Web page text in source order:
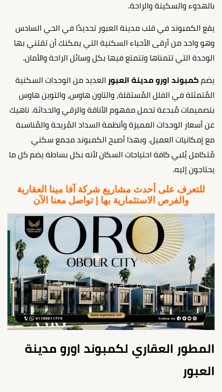
بالهدوء والسكينة والراحة.
يقع الكمبوند في قلب مدينة العبور تحديدًا في الحي السادس
وهو واحد من أرقى الأحياء السكنية التي يمكنك أن تقتني بها
الوحدة التي تتمناها وتتمتع فيها بكل وسائل الراحة والأمان.
يضم كمبوند اورو مدينة العبور العديد من الوحدات السكنية
المُتمثلة في الفلل المُستقلة، والتاون هاوس، والتوين هاوس
بتصميمات مُبدعة تحمل مفهوم الأناقة والرقي والحداثة. ناهيك
عن أسعار الوحدات المميزة وأنظمة السداد المُريحة والمُناسبة
مع إمكانيات العميل. وبهذا أصبح الكمبوند مجمع سكني
مُتكامل يُلبي كافة احتياجات السكان لأنه بكل بساطة يضم كل ما
يحتاجون إليه.
للتعرف على أحدث مشاريع شركة آفا مينا العقارية
والفرص الاستثمارية بها | تواصل معنا الآن
المطور العقاري لكمبوند اورو مدينة
العبور